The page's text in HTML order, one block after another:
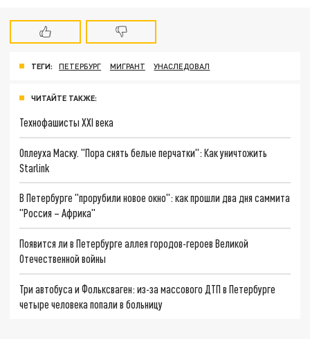
ТЕГИ: ПЕТЕРБУРГ МИГРАНТ УНАСЛЕДОВАЛ
ЧИТАЙТЕ ТАКЖЕ:
Технофашисты XXI века
Оплеуха Маску. "Пора снять белые перчатки": Как уничтожить
Starlink
В Петербурге "прорубили новое окно": как прошли два дня саммита
"Россия – Африка"
Появится ли в Петербурге аллея городов-героев Великой
Отечественной войны
Три автобуса и Фольксваген: из-за массового ДТП в Петербурге
четыре человека попали в больницу